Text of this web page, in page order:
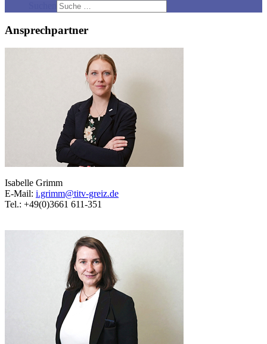
Ansprechpartner
Isabelle Grimm
E-Mail: i.grimm@titv-greiz.de
Tel.: +49(0)3661 611-351